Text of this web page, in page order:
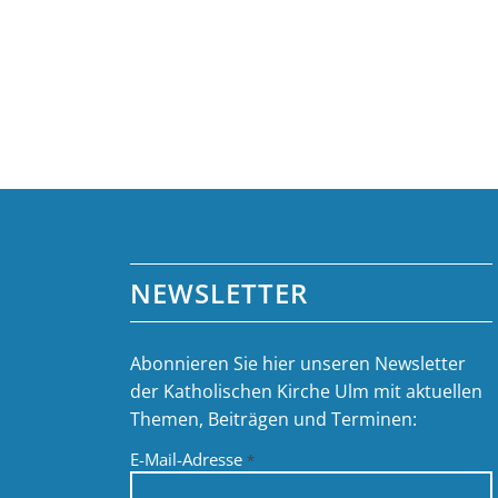
NEWSLETTER
Abonnieren Sie hier unseren Newsletter
der Katholischen Kirche Ulm mit aktuellen
Themen, Beiträgen und Terminen:
E-Mail-Adresse*